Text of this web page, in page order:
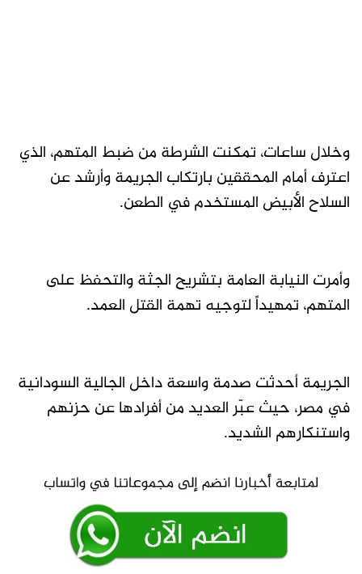
وخلال ساعات، تمكنت الشرطة من ضبط المتهم، الذي
اعترف أمام المحققين بارتكاب الجريمة وأرشد عن
السلاح الأبيض المستخدم في الطعن.
وأمرت النيابة العامة بتشريح الجثة والتحفظ على
المتهم، تمهيداً لتوجيه تهمة القتل العمد.
الجريمة أحدثت صدمة واسعة داخل الجالية السودانية
في مصر، حيث عبّر العديد من أفرادها عن حزنهم
واستنكارهم الشديد.